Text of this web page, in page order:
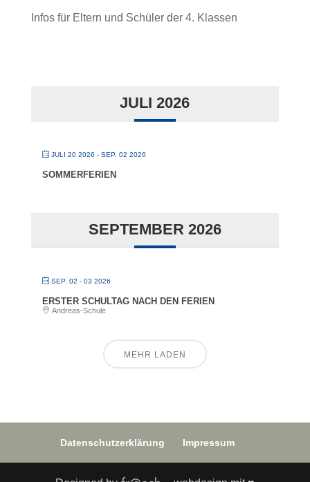
Infos für Eltern und Schüler der 4. Klassen
JULI 2026
JULI 20 2026 - SEP. 02 2026
SOMMERFERIEN
SEPTEMBER 2026
SEP. 02 - 03 2026
ERSTER SCHULTAG NACH DEN FERIEN
Andreas-Schule
MEHR LADEN
Datenschutzerklärung Impressum